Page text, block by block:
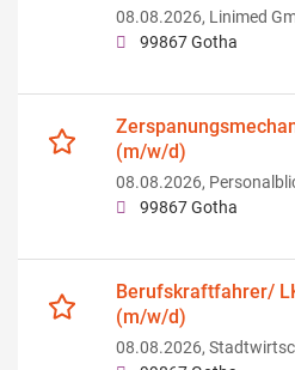
08.08.2026, Linimed
99867 Gotha
(m/w/d)
08.08.2026,
99867 Gotha
Berufskraftfahrer/
(m/w/d)
08.08.2026,